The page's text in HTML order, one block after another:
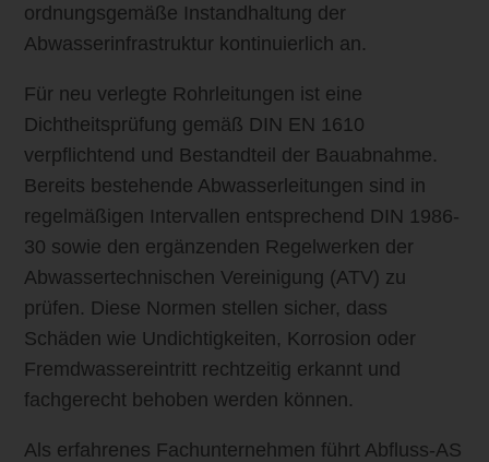
ordnungsgemäße Instandhaltung der
Abwasserinfrastruktur kontinuierlich an.
Für neu verlegte Rohrleitungen ist eine
Dichtheitsprüfung gemäß DIN EN 1610
verpflichtend und Bestandteil der Bauabnahme.
Bereits bestehende Abwasserleitungen sind in
regelmäßigen Intervallen entsprechend DIN 1986-
30 sowie den ergänzenden Regelwerken der
Abwassertechnischen Vereinigung (ATV) zu
prüfen. Diese Normen stellen sicher, dass
Schäden wie Undichtigkeiten, Korrosion oder
Fremdwassereintritt rechtzeitig erkannt und
fachgerecht behoben werden können.
Als erfahrenes Fachunternehmen führt Abfluss-AS